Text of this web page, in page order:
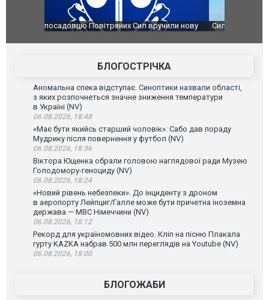
Сили оборони уразили Ярославський НПЗ:
атаку. ВІДЕО
Неймар
БЛОГОСТРІЧКА
Аномальна спека відступає. Синоптики назвали області,
з яких розпочнеться значне зниження температури
в Україні (NV)
06.08.2026, 18:48
«Має бути якийсь старший чоловік»: Сабо дав пораду
Мудрику після повернення у футбол (NV)
06.08.2026, 18:36
Віктора Ющенка обрали головою наглядової ради Музею
Голодомору-геноциду (NV)
06.08.2026, 18:24
«Новий рівень небезпеки». До інциденту з дроном
в аеропорту Лейпциг/Галле може бути причетна іноземна
держава — МВС Німеччини (NV)
06.08.2026, 18:12
Рекорд для україномовних відео. Кліп на пісню Плакала
гурту KAZKA набрав 500 млн переглядів на Youtube (NV)
06.08.2026, 18:00
БЛОГОЖАБИ